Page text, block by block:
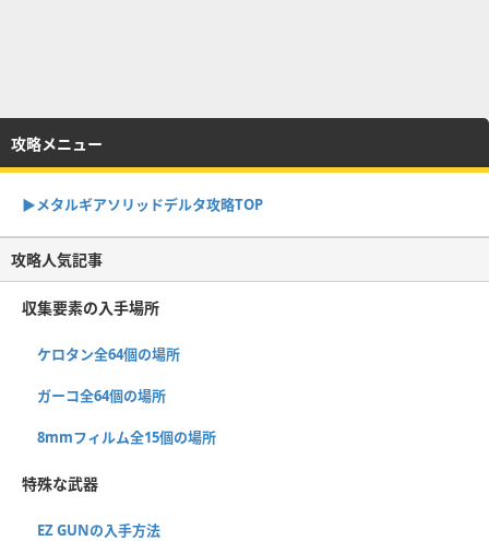
攻略メニュー
▶︎メタルギアソリッドデルタ攻略TOP
攻略人気記事
収集要素の入手場所
ケロタン全64個の場所
ガーコ全64個の場所
8mmフィルム全15個の場所
特殊な武器
EZ GUNの入手方法